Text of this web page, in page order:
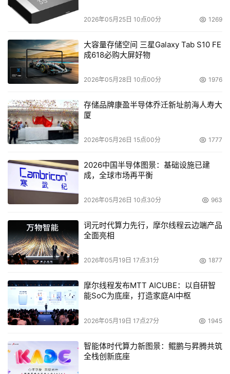
2026年05月25日 10点00分 1269
大容量存储空间 三星Galaxy Tab S10 FE
成618必购大屏好物
2026年05月28日 10点00分 1976
存储品牌康盈半导体乔迁新址前海人寿大
厦
2026年05月26日 15点00分 1777
2026中国半导体图景：基础设施已建
成，全球市场再平衡
2026年05月26日 10点30分 963
词元时代算力先行，摩尔线程云边端产品
全面亮相
2026年05月19日 17点31分 1877
摩尔线程发布MTT AICUBE：以自研智
能SoC为底座，打造家庭AI中枢
2026年05月19日 17点27分 1945
智能体时代算力新图景：鲲鹏与昇腾共筑
全栈创新底座